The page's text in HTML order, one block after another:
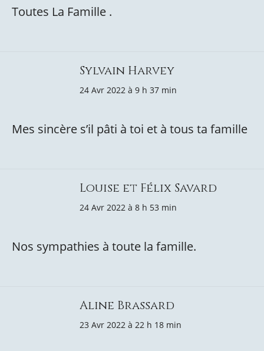
Toutes La Famille .
Sylvain Harvey
24 Avr 2022 à 9 h 37 min
Mes sincère s’il pâti à toi et à tous ta famille
Louise et Félix Savard
24 Avr 2022 à 8 h 53 min
Nos sympathies à toute la famille.
Aline Brassard
23 Avr 2022 à 22 h 18 min